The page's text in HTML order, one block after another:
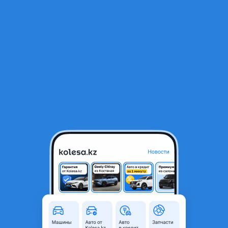
Ступица колеса передняя и задняя и подшипники на автомобили
15 000 ₸